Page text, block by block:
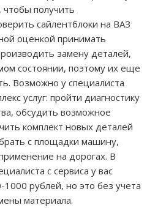
получить
сайлентблоки на ВАЗ
оценкой принимать
замену деталей,
состоянии, поэтому их еще
Возможно у специалиста
услуг: пройти диагностику
обсудить возможное
комплект новых деталей
с площадки машину,
на дорогах. В
с сервиса у вас
рублей, но это без учета
материала.